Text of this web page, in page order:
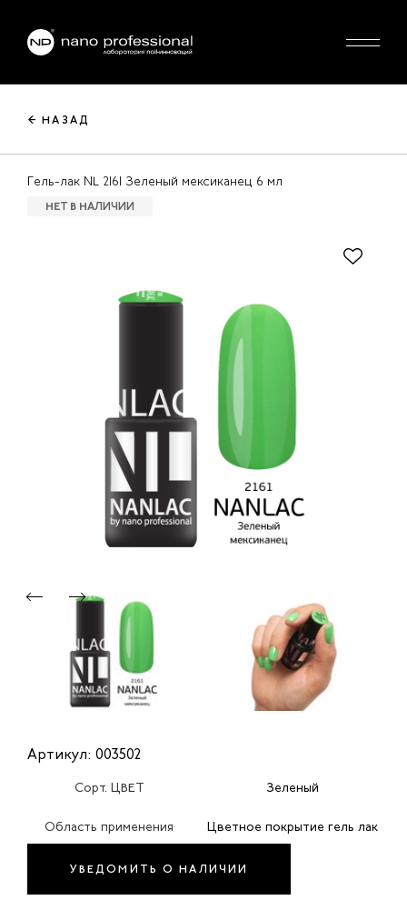
← НАЗАД
Гель-лак NL 2161 Зеленый мексиканец 6 мл
НЕТ В НАЛИЧИИ
Артикул: 003502
Сорт. ЦВЕТ Зеленый
Область применения Цветное покрытие гель лак
УВЕДОМИТЬ О НАЛИЧИИ